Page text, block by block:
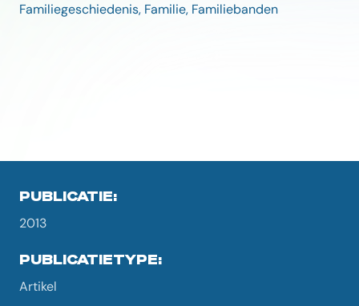
Familiegeschiedenis, Familie, Familiebanden
PUBLICATIE:
2013
PUBLICATIETYPE:
Artikel